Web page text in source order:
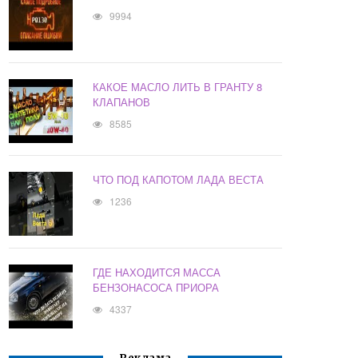
9994
КАКОЕ МАСЛО ЛИТЬ В ГРАНТУ 8
КЛАПАНОВ
8585
ЧТО ПОД КАПОТОМ ЛАДА ВЕСТА
1236
ГДЕ НАХОДИТСЯ МАССА
БЕНЗОНАСОСА ПРИОРА
4337